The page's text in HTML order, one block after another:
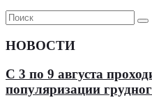
НОВОСТИ
С 3 по 9 августа
популяризации